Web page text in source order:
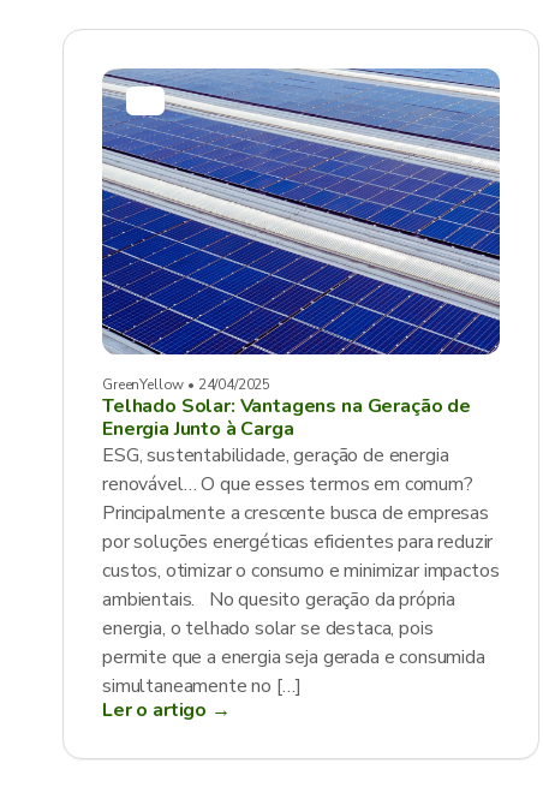
GreenYellow • 24/04/2025
Telhado Solar: Vantagens na Geração de
Energia Junto à Carga
ESG, sustentabilidade, geração de energia
renovável… O que esses termos em comum?
Principalmente a crescente busca de empresas
por soluções energéticas eficientes para reduzir
custos, otimizar o consumo e minimizar impactos
ambientais. No quesito geração da própria
energia, o telhado solar se destaca, pois
permite que a energia seja gerada e consumida
simultaneamente no […]
Ler o artigo →